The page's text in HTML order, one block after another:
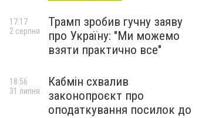
Трамп зробив гучну заяву
про Україну: "Ми можемо
взяти практично все"
17:17
2 серпня
Кабмін схвалив
законопроєкт про
оподаткування посилок до
18:56
31 липня